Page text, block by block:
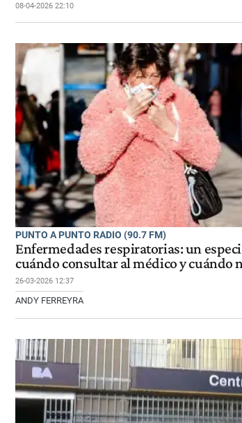
08-04-2026 22:10
PUNTO A PUNTO RADIO (90.7 FM)
Enfermedades respiratorias: un
cuándo consultar al médico y cuándo
26-03-2026 12:37
ANDY FERREYRA